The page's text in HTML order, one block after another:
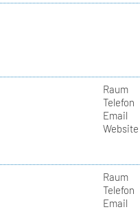
Raum
Telefon
Email
Website
Raum
Telefon
Email